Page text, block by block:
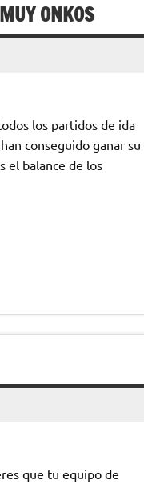
ONKOS
los partidos de ida
conseguido ganar su
el balance de los
que tu equipo de